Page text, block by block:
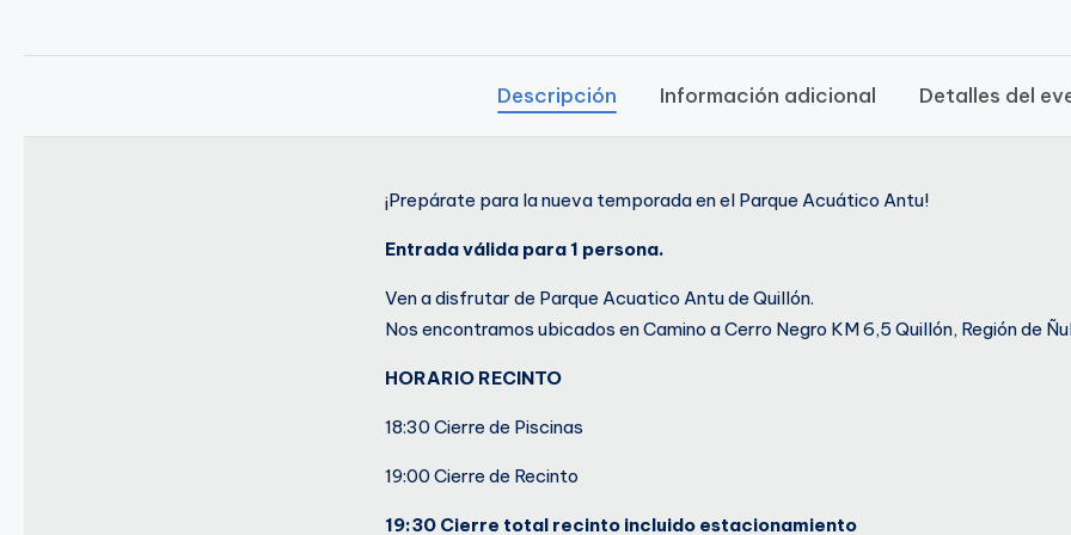
A
Descripción Información adicional Detalles del
¡Prepárate para la nueva temporada en el Parque Acuático Antu!
Entrada válida para 1 persona.
Ven a disfrutar de Parque Acuatico Antu de Quillón.
Nos encontramos ubicados en Camino a Cerro Negro KM 6,5 Quillón, Región de
HORARIO RECINTO
18:30 Cierre de Piscinas
19:00 Cierre de Recinto
19:30 Cierre total recinto incluido estacionamiento